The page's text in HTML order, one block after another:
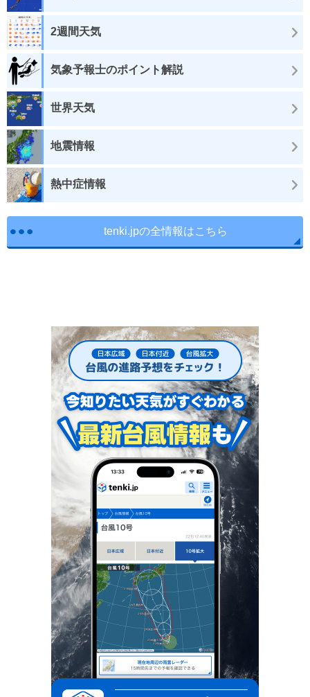
2週間天気
気象予報士のポイント解説
世界天気
地震情報
熱中症情報
tenki.jpの全情報はこちら